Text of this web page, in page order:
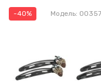
-40% Модель: